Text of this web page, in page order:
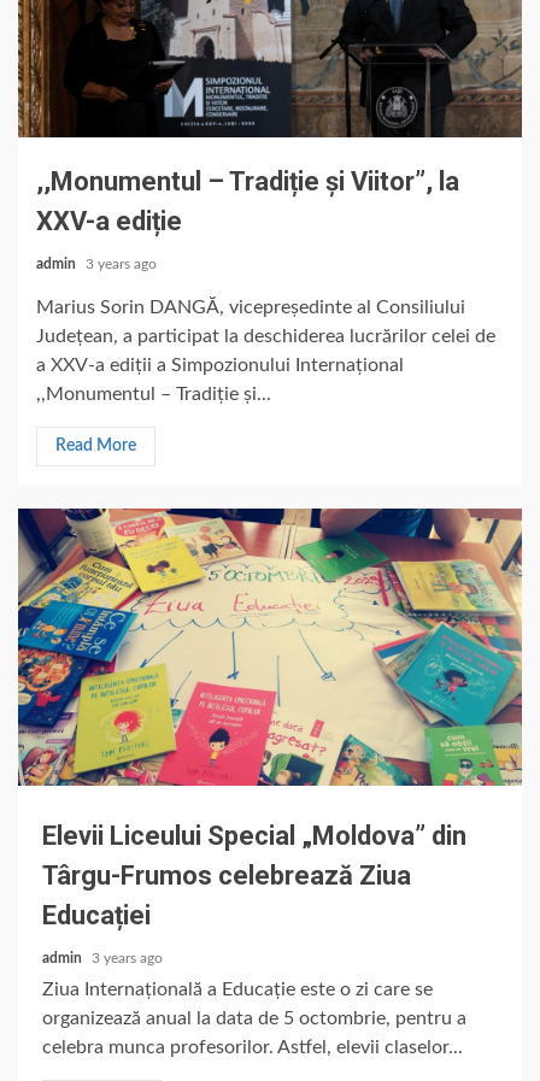
,,Monumentul – Tradiție și Viitor”, la
XXV-a ediție
admin 3 years ago
Marius Sorin DANGĂ, vicepreședinte al Consiliului
Județean, a participat la deschiderea lucrărilor celei de
a XXV-a ediții a Simpozionului Internațional
,,Monumentul – Tradiție și...
Read More
Elevii Liceului Special „Moldova” din
Târgu-Frumos celebrează Ziua
Educației
admin 3 years ago
Ziua Internațională a Educație este o zi care se
organizează anual la data de 5 octombrie, pentru a
celebra munca profesorilor. Astfel, elevii claselor...